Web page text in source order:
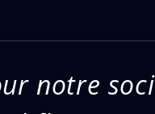
notre